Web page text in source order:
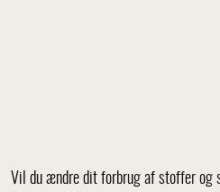
Vil du ændre dit forbrug af stoffer og